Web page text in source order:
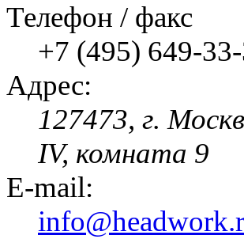
Телефон / факс
+7 (495) 649-
Адрес:
127473, г.
IV, комната 9
E-mail: